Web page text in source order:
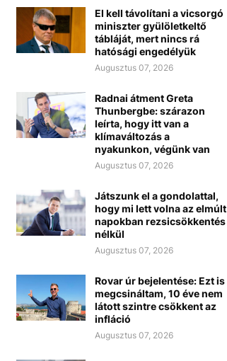
El kell távolítani a vicsorgó
miniszter gyülöletkeltő
tábláját, mert nincs rá
hatósági engedélyük
Augusztus 07, 2026
Radnai átment Greta
Thunbergbe: szárazon
leírta, hogy itt van a
klímaváltozás a
nyakunkon, végünk van
Augusztus 07, 2026
Játszunk el a gondolattal,
hogy mi lett volna az elmúlt
napokban rezsicsökkentés
nélkül
Augusztus 07, 2026
Rovar úr bejelentése: Ezt is
megcsináltam, 10 éve nem
látott szintre csökkent az
infláció
Augusztus 07, 2026